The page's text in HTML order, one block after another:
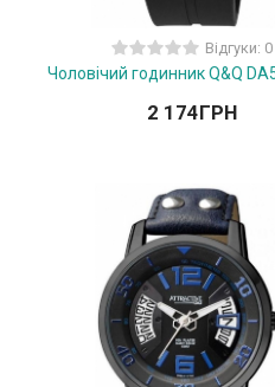
Відгуки: 0
Чоловічий годинник Q&Q
2 174ГРН